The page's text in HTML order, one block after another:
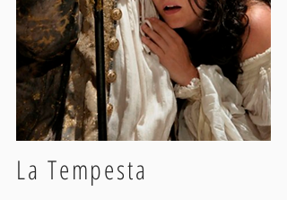
La Tempesta